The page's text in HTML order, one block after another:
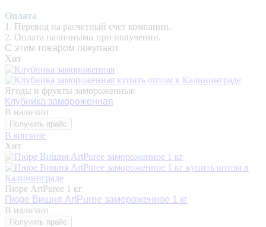
Оплата
1. Перевод на расчетный счет компании.
2. Оплата наличными при получении.
С этим товаром покупают
Хит
Ягоды и фрукты замороженные
Клубника замороженная
В наличии
Получить прайс
В корзине
Хит
Пюре ArtPuree 1 кг
Пюре Вишня ArtPuree замороженное 1 кг
В наличии
Получить прайс